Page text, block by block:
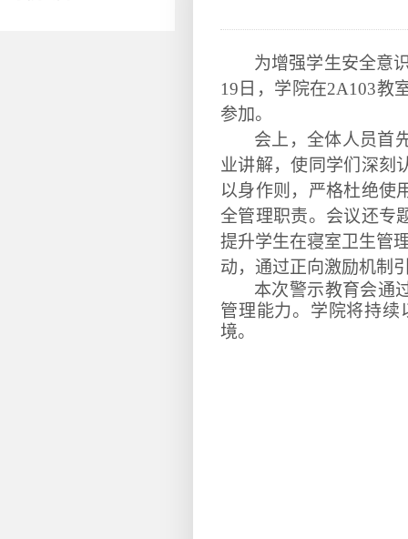
为增强学生安全意
19日，学院在2A103教
参加。
会上， 全体人员首
业讲解，使同学们 深刻
以身作则，严格杜绝使
全管理职责。会议还专
提升学生在寝室卫生管
动，通过正向激励机制
本次警示教育会通
管理能力。学院将持
境。